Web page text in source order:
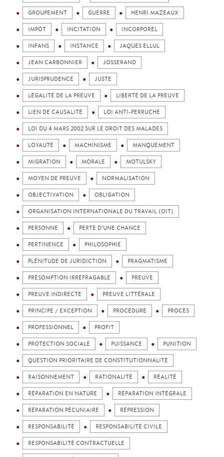
GROUPEMENT GUERRE HENRI MAZEAUX
IMPÔT INCITATION INCORPOREL
INFANS INSTANCE JAQUES ELLUL
JEAN CARBONNIER JOSSERAND
JURISPRUDENCE JUSTE
LÉGALITÉ DE LA PREUVE LIBERTÉ DE LA PREUVE
LIEN DE CAUSALITÉ LOI ANTI-PERRUCHE
LOI DU 4 MARS 2002 SUR LE DROIT DES MALADES
LOYAUTÉ MACHINISME MANQUEMENT
MIGRATION MORALE MOTULSKY
MOYEN DE PREUVE NORMALISATION
OBJECTIVATION OBLIGATION
ORGANISATION INTERNATIONALE DU TRAVAIL (OIT)
PERSONNE PERTE D’UNE CHANCE
PERTINENCE PHILOSOPHIE
PLÉNITUDE DE JURIDICTION PRAGMATISME
PRÉSOMPTION IRRÉFRAGABLE PREUVE
PREUVE INDIRECTE PREUVE LITTÉRALE
PRINCIPE / EXCEPTION PROCÉDURE PROCÈS
PROFESSIONNEL PROFIT
PROTECTION SOCIALE PUISSANCE PUNITION
QUESTION PRIORITAIRE DE CONSTITUTIONNALITÉ
RAISONNEMENT RATIONALITÉ RÉALITÉ
RÉPARATION EN NATURE RÉPARATION INTÉGRALE
RÉPARATION PÉCUNIAIRE RÉPRESSION
RESPONSABILITÉ RESPONSABILITÉ CIVILE
RESPONSABILITÉ CONTRACTUELLE